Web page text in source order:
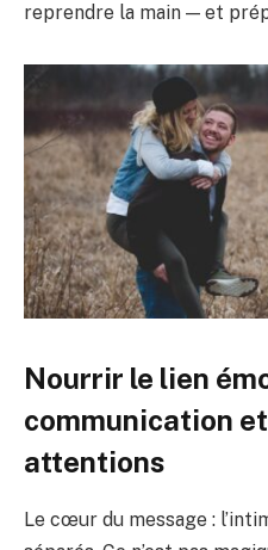
reprendre la main — et
Nourrir le lien
communication
attentions
Le cœur du message :